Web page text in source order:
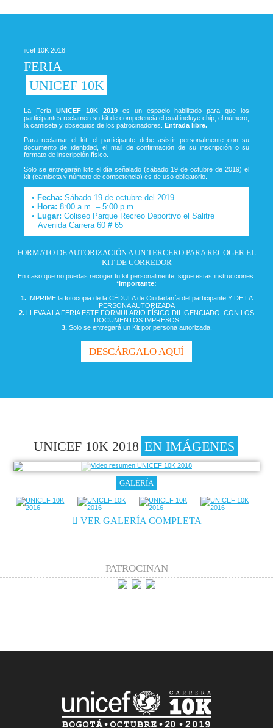
FERIA
UNICEF 10K
La Feria UNICEF 10K 2019es un espacio habilitado para que los
participantes reclamen su kit de competencia el cual incluye chip, el número,
la camiseta y obsequios de los patrocinadores.
Entrada libre.
Para reclamar el kit, el participante debe asistir personalmente con su
documento de identidad, el mail de confirmación de su inscripción o su
formato de inscripción físico.
Solo se entregarán kits el día señalado (sábado 19 de octubre de 2019) el
kit (camiseta y número de competencia) es de uso obligatorio.
Fecha: Sábado 19 de octubre del 2019.
Hora: 8:00 a.m. – 5:00 p.m
Lugar: Coliseo Parque Recreo Deportivo el Salitre
Avenida Carrera 60 # 65
FORMATO DE AUTORIZACIÓN A UN TERCERO PARA RECOGER EL
KIT DE CORREDOR
En caso que no puedas recoger tu kit personalmente, sigue estas instrucciones:
*Importante:
1.IMPRIME la fotocopia de la CÉDULA de Ciudadanía del participante Y DE LA
PERSONA AUTORIZADA
2. LLEVA A LA FERIA ESTE FORMULARIO FÍSICO DILIGENCIADO, CON LOS
DOCUMENTOS IMPRESOS
3.Solo se entregará un Kit por persona autorizada.
DESCÁRGALO AQUÍ
UNICEF 10K 2018 EN IMÁGENES
GALERÍA
VER GALERÍA COMPLETA
PATROCINAN